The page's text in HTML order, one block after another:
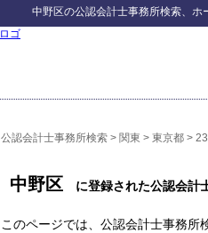
中野区の公認会計士事務所検索、ホ
公認会計士事務所検索 > 関東 > 東京都 >
中野区 に登録された公認会計
このページでは、公認会計士事務所